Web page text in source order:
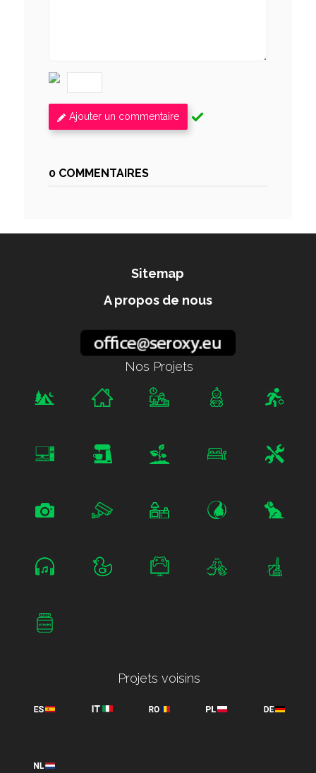
Ajouter un commentaire
0 COMMENTAIRES
Sitemap
A propos de nous
Nos Projets
Projets voisins